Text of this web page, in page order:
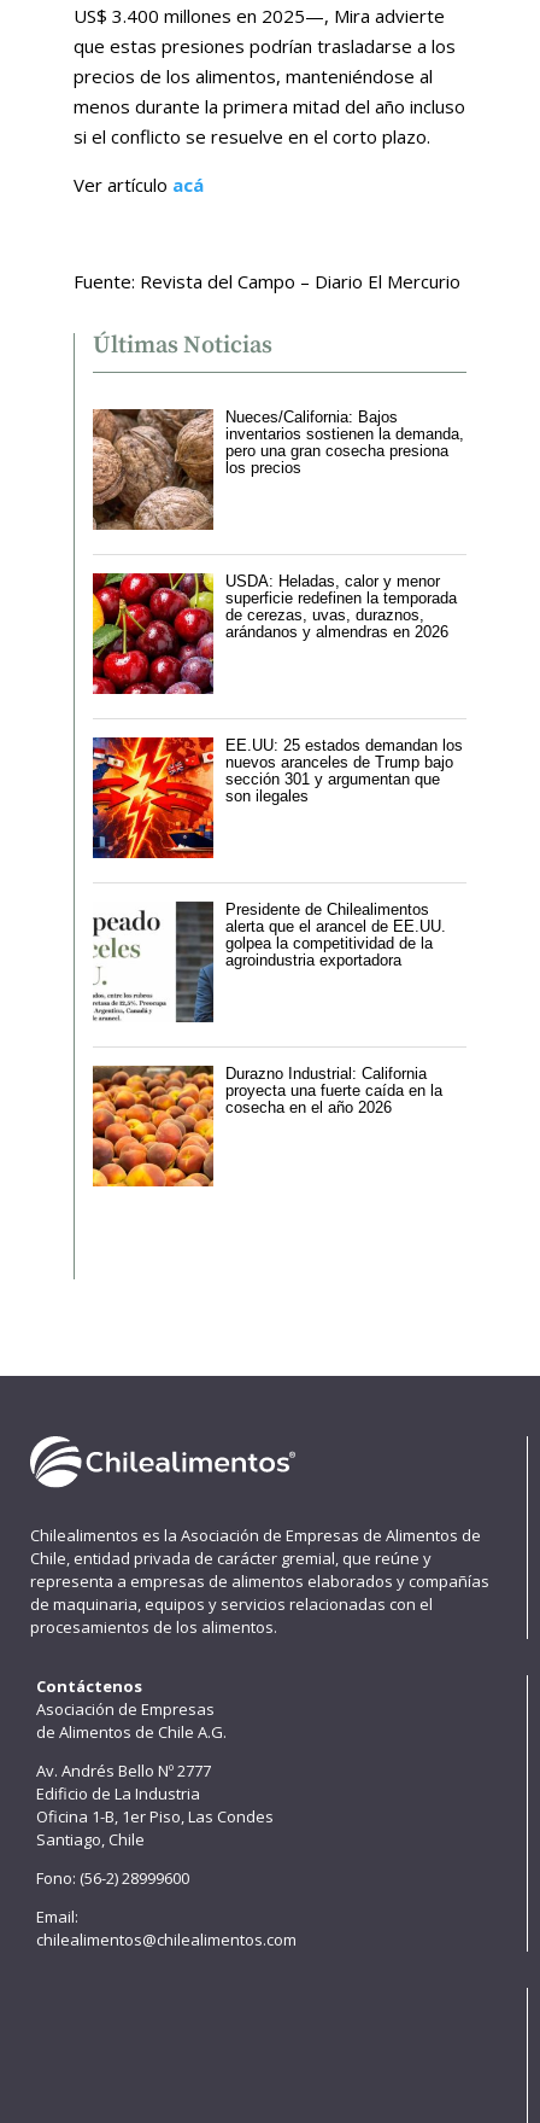
US$ 3.400 millones en 2025—, Mira advierte
que estas presiones podrían trasladarse a los
precios de los alimentos, manteniéndose al
menos durante la primera mitad del año incluso
si el conflicto se resuelve en el corto plazo.
Ver artículo acá
Fuente: Revista del Campo – Diario El Mercurio
Últimas Noticias
Nueces/California: Bajos
inventarios sostienen la demanda,
pero una gran cosecha presiona
los precios
USDA: Heladas, calor y menor
superficie redefinen la temporada
de cerezas, uvas, duraznos,
arándanos y almendras en 2026
EE.UU: 25 estados demandan los
nuevos aranceles de Trump bajo
sección 301 y argumentan que
son ilegales
Presidente de Chilealimentos
alerta que el arancel de EE.UU.
golpea la competitividad de la
agroindustria exportadora
Durazno Industrial: California
proyecta una fuerte caída en la
cosecha en el año 2026
Chilealimentos es la Asociación de Empresas de Alimentos de
Chile, entidad privada de carácter gremial, que reúne y
representa a empresas de alimentos elaborados y compañías
de maquinaria, equipos y servicios relacionadas con el
procesamientos de los alimentos.
Contáctenos
Asociación de Empresas
de Alimentos de Chile A.G.
Av. Andrés Bello Nº 2777
Edificio de La Industria
Oficina 1-B, 1er Piso, Las Condes
Santiago, Chile
Fono: (56-2) 28999600
Email:
chilealimentos@chilealimentos.com